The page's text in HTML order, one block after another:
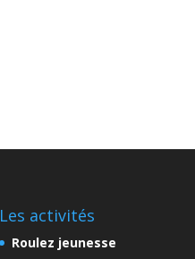
Les activités
Roulez jeunesse